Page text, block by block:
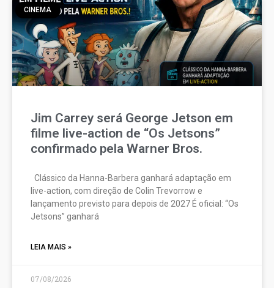
CINEMA
Jim Carrey será George Jetson em
filme live-action de “Os Jetsons”
confirmado pela Warner Bros.
Clássico da Hanna-Barbera ganhará adaptação em
live-action, com direção de Colin Trevorrow e
lançamento previsto para depois de 2027 É oficial: “Os
Jetsons” ganhará
LEIA MAIS »
07/08/2026